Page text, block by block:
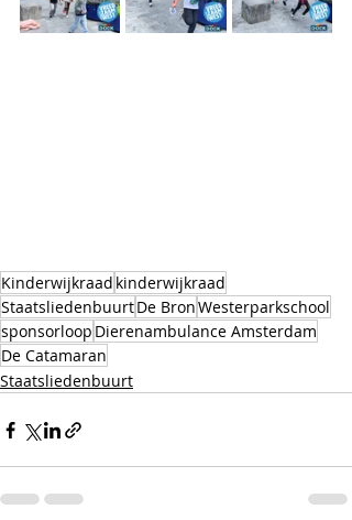
Kinderwijkraad kinderwijkraad
StaatsliedenbuurtDe BronWesterparkschool
sponsorloop Dierenambulance Amsterdam
De Catamaran
Staatsliedenbuurt